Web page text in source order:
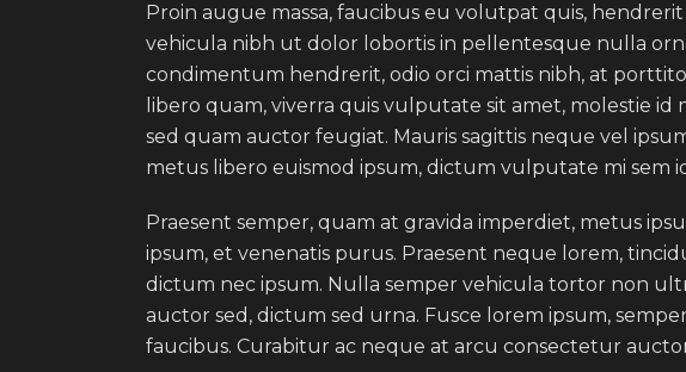
Proin augue massa, faucibus eu volutpat quis,
vehicula nibh ut dolor lobortis in pellentesque nulla
condimentum hendrerit, odio orci mattis nibh, at
libero quam, viverra quis vulputate sit amet, molestie
sed quam auctor feugiat. Mauris sagittis neque vel
metus libero euismod ipsum, dictum vulputate mi sem
Praesent semper, quam at gravida imperdiet, metus
ipsum, et venenatis purus. Praesent neque lorem,
dictum nec ipsum. Nulla semper vehicula tortor non
auctor sed, dictum sed urna. Fusce lorem ipsum,
faucibus. Curabitur ac neque at arcu consectetur